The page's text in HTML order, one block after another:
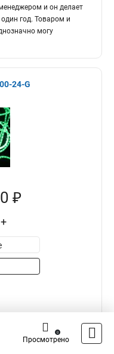
и он делает
год. Товаром и
могу
24-G
₽
+
Просмотрено
0